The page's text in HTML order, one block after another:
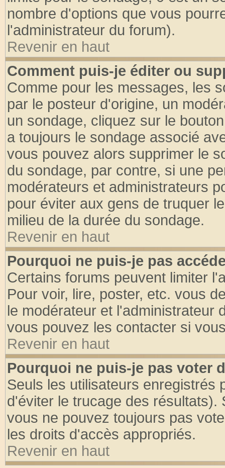
nombre d'options que vous
l'administrateur du forum).
Revenir en haut
Comment puis-je éditer ou
Comme pour les messages, les
par le posteur d'origine, un
un sondage, cliquez sur le
a toujours le sondage associé
vous pouvez alors supprimer le
du sondage, par contre, si une
modérateurs et administrateurs
pour éviter aux gens de truquer
milieu de la durée du sondage.
Revenir en haut
Pourquoi ne puis-je pas
Certains forums peuvent limiter
Pour voir, lire, poster, etc. vous
le modérateur et l'administrateur
vous pouvez les contacter si
Revenir en haut
Pourquoi ne puis-je pas voter
Seuls les utilisateurs enregistrés
d'éviter le trucage des
vous ne pouvez toujours pas
les droits d'accès appropriés.
Revenir en haut